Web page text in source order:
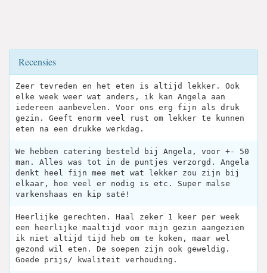
Recensies
Zeer tevreden en het eten is altijd lekker. Ook
elke week weer wat anders, ik kan Angela aan
iedereen aanbevelen. Voor ons erg fijn als druk
gezin. Geeft enorm veel rust om lekker te kunnen
eten na een drukke werkdag.
We hebben catering besteld bij Angela, voor +- 50
man. Alles was tot in de puntjes verzorgd. Angela
denkt heel fijn mee met wat lekker zou zijn bij
elkaar, hoe veel er nodig is etc. Super malse
varkenshaas en kip saté!
Heerlijke gerechten. Haal zeker 1 keer per week
een heerlijke maaltijd voor mijn gezin aangezien
ik niet altijd tijd heb om te koken, maar wel
gezond wil eten. De soepen zijn ook geweldig.
Goede prijs/ kwaliteit verhouding.